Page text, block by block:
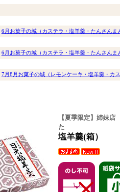
6月お菓子の城（カステラ・塩羊羹・たんさんま
6月お菓子の城（カステラ・塩羊羹・たんさんま
7月8月お菓子の城（レモンケーキ・塩羊羹・カス
【夏季限定】姉妹
た
塩羊羹(箱）